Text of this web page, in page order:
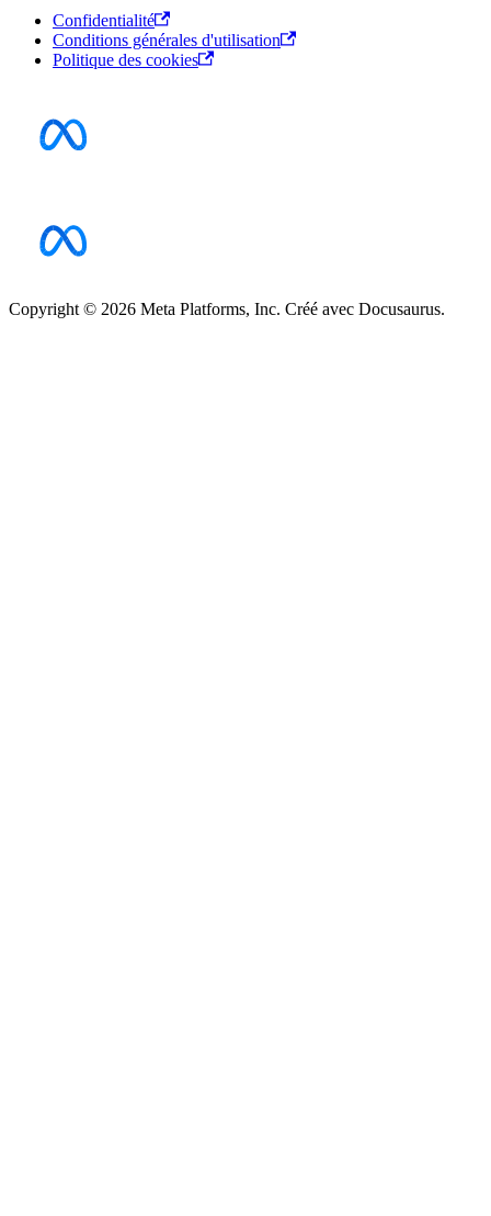
Confidentialité
Conditions générales d'utilisation
Politique des cookies
Copyright © 2026 Meta Platforms, Inc. Créé avec Docusaurus.